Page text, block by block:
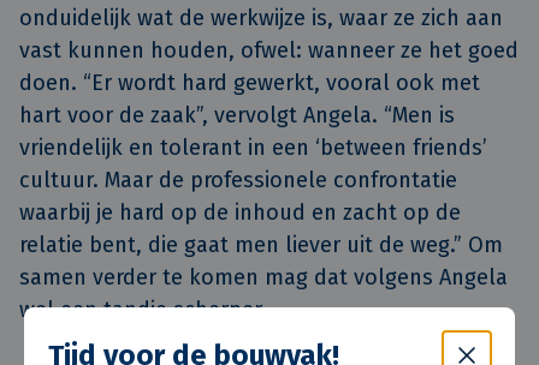
Tijd voor de bouwvak!
onduidelijk wat de werkwijze is, waar ze zich aan
vast kunnen houden, ofwel: wanneer ze het goed
doen. “Er wordt hard gewerkt, vooral ook met
hart voor de zaak”, vervolgt Angela. “Men is
vriendelijk en tolerant in een ‘between friends’
cultuur. Maar de professionele confrontatie
waarbij je hard op de inhoud en zacht op de
relatie bent, die gaat men liever uit de weg.” Om
samen verder te komen mag dat volgens Angela
wel een tandje scherper.